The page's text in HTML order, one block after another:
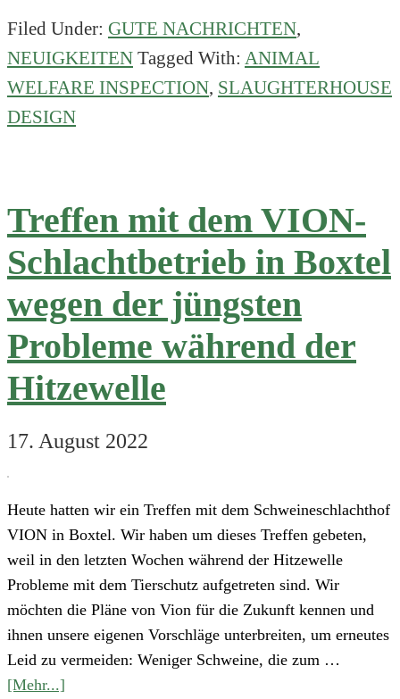
arbeitet
weiter
an
Filed Under: GUTE NACHRICHTEN
NEUIGKEITEN Tagged With: ANIMAL
WELFARE INSPECTION SLAUGHTERHOUSE
DESIGN
Treffen mit dem VION-
Schlachtbetrieb in Boxtel
wegen der jüngsten
Probleme während der
Hitzewelle
17. August 2022
Heute hatten wir ein Treffen mit dem Schweineschlachthof
VION in Boxtel. Wir haben um dieses Treffen gebeten,
weil in den letzten Wochen während der Hitzewelle
Probleme mit dem Tierschutz aufgetreten sind. Wir
möchten die Pläne von Vion für die Zukunft kennen und
ihnen unsere eigenen Vorschläge unterbreiten, um erneutes
Leid zu vermeiden: Weniger Schweine, die zum …
[Mehr...]